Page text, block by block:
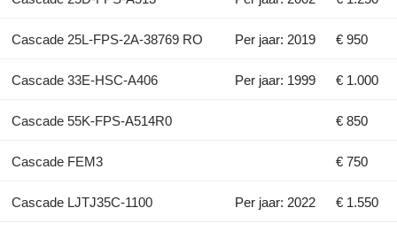
Cascade 25L-FPS-2A-38769 RO Per jaar: 2019 € 950
Cascade 33E-HSC-A406 Per jaar: 1999 € 1.000
Cascade 55K-FPS-A514R0 € 850
Cascade FEM3 € 750
Cascade LJTJ35C-1100 Per jaar: 2022 € 1.550